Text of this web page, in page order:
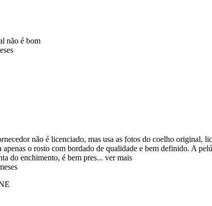
não é bom
não é licenciado, mas usa as fotos do coelho original,
apenas o rosto com bordado de qualidade e bem definido. A
do enchimento, é bem pres... ver mais